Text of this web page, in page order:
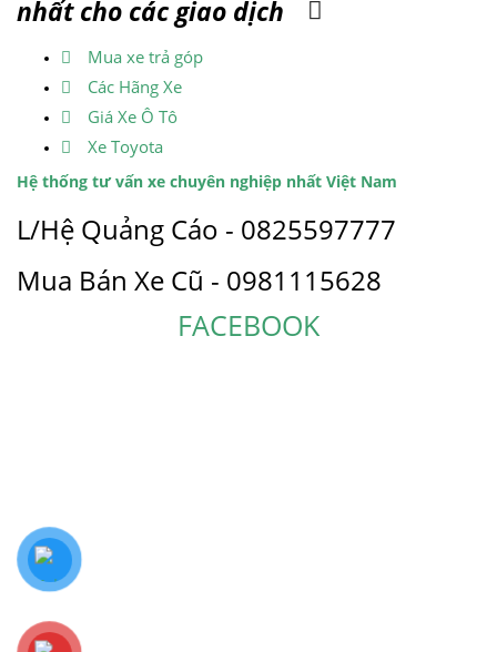
nhất cho các giao dịch
Mua xe trả góp
Các Hãng Xe
Giá Xe Ô Tô
Xe Toyota
Hệ thống tư vấn xe chuyên nghiệp nhất Việt Nam
L/Hệ Quảng Cáo - 0825597777
Mua Bán Xe Cũ - 0981115628
FACEBOOK